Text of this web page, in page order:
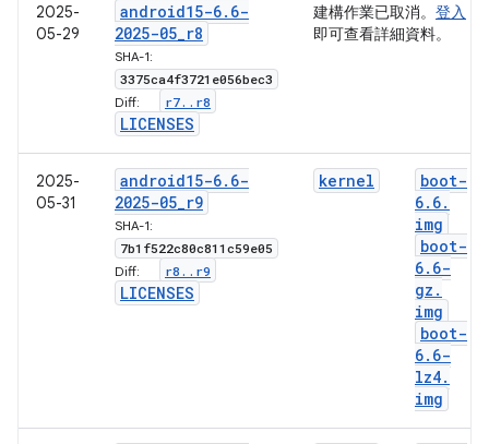
2025-
05-29
android15-6. 6-
2025-05_r8
SHA-1:
3375ca4f3721e056bec3
Diff: r7. . r8
LICENSES
建構作業已取消。 登入
即可查看詳細資料。
2025-
05-31
android15-6. 6-
2025-05_r9
SHA-1:
7b1f522c80c811c59e05
Diff: r8 . . r9
LICENSES
kernel
boot-
6. 6.
img
boot-
6. 6-
gz .
img
boot-
6. 6-
lz4.
img